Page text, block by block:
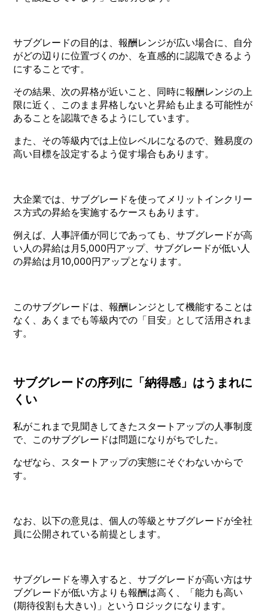
サブグレードの目的は、報酬レンジが広い場合に、自分
がどの辺りに位置づくのか、を直感的に認識できるよう
にすることです。
その結果、次の昇格が近いこと、同時に報酬レンジの上
限に近く、このまま昇格しないと昇給も止まる可能性が
あることを認識できるようにしています。
また、その等級内では上位レベルになるので、難易度の
高い目標を設定するよう促す場合もあります。
大企業では、サブグレードを使ってメリットインクリー
ス方式の昇給を実施するケースもあります。
例えば、人事評価が同じであっても、サブグレードが高
い人の昇給は月5,000円アップ、サブグレードが低い人
の昇給は月10,000円アップとなります。
このサブグレードは、報酬レンジとして機能することは
なく、あくまでも等級内での「目安」として活用されま
す。
サブグレードの序列に「納得感」はうまれに
くい
私がこれまで見聞きしてきたスタートアップの人事制度
で、このサブグレードは問題になりがちでした。
なぜなら、スタートアップの実態にそぐわないからで
す。
なお、以下の意見は、個人の等級とサブグレードが全社
員に公開されている前提とします。
サブグレードを導入すると、サブグレードが高い方はサ
ブグレードが低い方よりも報酬は高く、「能力も高い
(期待役割も大きい)」というロジックになります。